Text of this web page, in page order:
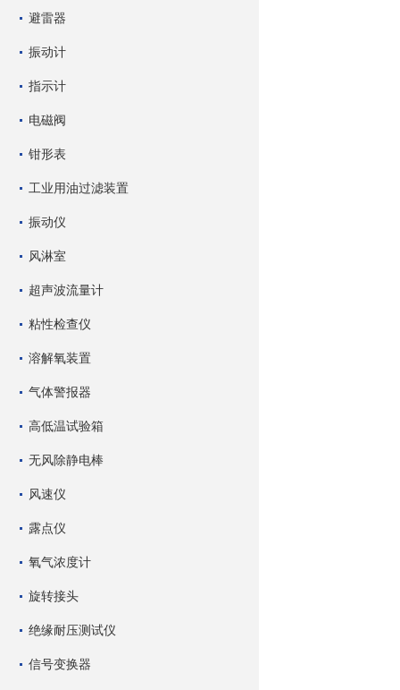
避雷器
振动计
指示计
电磁阀
钳形表
工业用油过滤装置
振动仪
风淋室
超声波流量计
粘性检查仪
溶解氧装置
气体警报器
高低温试验箱
无风除静电棒
风速仪
露点仪
氧气浓度计
旋转接头
绝缘耐压测试仪
信号变换器